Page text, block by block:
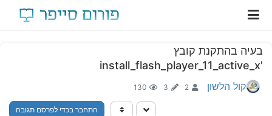
בעיה בהתקנת קובץ
'install_flash_player_11_active_x
קול הלשון 2
3
130
התחבר בכדי לפרסם תגובה